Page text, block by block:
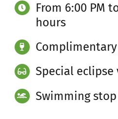
From 6:00 PM
hours
Special eclipse
Swimming stop